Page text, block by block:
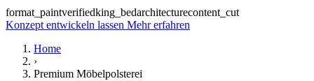
format_paintverifiedking_bedarchitecturecontent_cut
Konzept entwickeln lassen Mehr erfahren
Home
›
Premium Möbelpolsterei